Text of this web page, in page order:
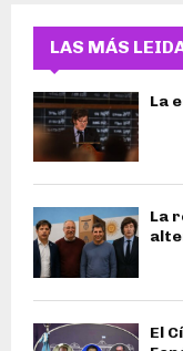
LAS MÁS
La
La
El